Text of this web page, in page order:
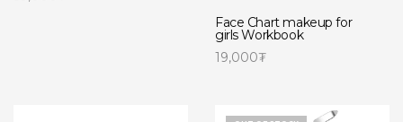
Face Chart makeup for
girls Workbook
19,000₮